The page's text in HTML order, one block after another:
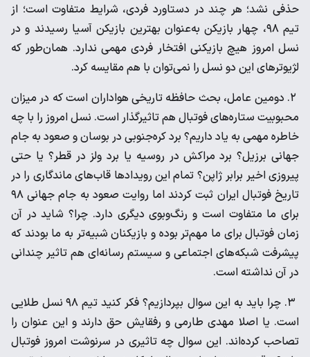
حذفی نشد؛ هر چند در دستاورد فردی، شرایط متفاوت است؛ از
تیم ۹۸، چهار بازیکن به‌عنوان بهترین بازیکن آسیا رسیدند و در
نسل امروز هیچ بازیکنی افتخار فردی مهمی ندارد. همان‌طور که
لژیوترهای این دو نسل را نمی‌توان با هم مقایسه کرد.
۲. دومین عامل، بحث حافظه تاریخی هواداران است که در میزان
محبوبیت ستاره‌های فوتبال هم تاثیرگذار است. نسل امروز را با چه
خاطره مهمی به یاد داریم؟ برد کره‌جنوبی در بوسان و صعود به جام
جهانی برزیل؟ برد مراکش در روسیه یا برد ولز در قطر؟ یا حتی
پیروزی اخیر برابر ژاپن؟ تمام این رویدادها قاب‌های ماندگاری را در
تاریخ فوتبال ایران ثبت کردند اما روایت صعود به جام جهانی ۹۸
برای ما متفاوت است و رنگ‌وبوی دیگری دارد. چرا؟ شاید در آن
زمان فوتبال برای ما مهم‌تر بوده و بازیکنان شبیه‌تر به ما بودند که
پیشرفت شبکه‌های اجتماعی و سیستم رسانه‌ای هم تاثیر چندانی
در آن نداشته است.
۳. چرا باید به این سوال بپردازیم؟ فکر کنید تیم ۹۸ نسل طلایی
است. یا اصلا مهدی طارمی و رفقایش حق دارند و این عنوان را
تصاحب کرده‌اند. این سوال چه تاثیری در سرنوشت امروز فوتبال